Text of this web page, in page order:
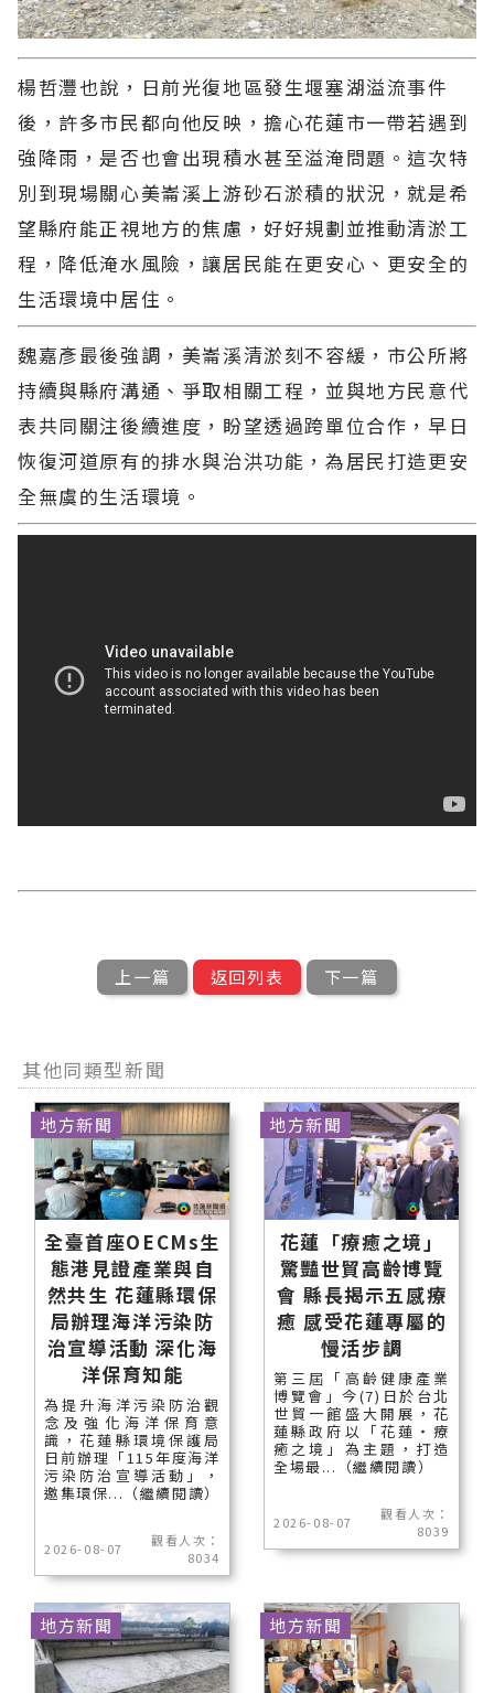
楊哲灃也說，日前光復地區發生堰塞湖溢流事件
後，許多市民都向他反映，擔心花蓮市一帶若遇到
強降雨，是否也會出現積水甚至溢淹問題。這次特
別到現場關心美崙溪上游砂石淤積的狀況，就是希
望縣府能正視地方的焦慮，好好規劃並推動清淤工
程，降低淹水風險，讓居民能在更安心、更安全的
生活環境中居住。
魏嘉彥最後強調，美崙溪清淤刻不容緩，市公所將
持續與縣府溝通、爭取相關工程，並與地方民意代
表共同關注後續進度，盼望透過跨單位合作，早日
恢復河道原有的排水與治洪功能，為居民打造更安
全無虞的生活環境。
上一篇 返回列表 下一篇
其他同類型新聞
全臺首座OECMs生
態港見證產業與自
然共生 花蓮縣環保
局辦理海洋污染防
治宣導活動 深化海
洋保育知能
為提升海洋污染防治觀
念及強化海洋保育意
識，花蓮縣環境保護局
日前辦理「115年度海洋
污染防治宣導活動」，
邀集環保...（繼續閱讀）
2026-08-07
觀看人次：
8034
地方新聞
花蓮「療癒之境」
驚豔世貿高齡博覽
會 縣長揭示五感療
癒 感受花蓮專屬的
慢活步調
第三屆「高齡健康產業
博覽會」今(7)日於台北
世貿一館盛大開展，花
蓮縣政府以「花蓮‧療
癒之境」為主題，打造
全場最...（繼續閱讀）
2026-08-07
觀看人次：
8039
地方新聞
地方新聞 地方新聞